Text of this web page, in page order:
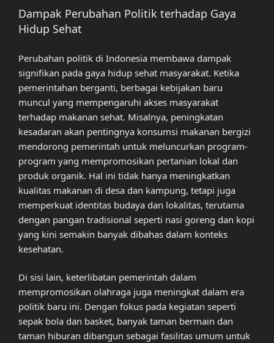
Dampak Perubahan Politik terhadap Gaya
Hidup Sehat
Perubahan politik di Indonesia membawa dampak
signifikan pada gaya hidup sehat masyarakat. Ketika
pemerintahan berganti, berbagai kebijakan baru
muncul yang mempengaruhi akses masyarakat
terhadap makanan sehat. Misalnya, peningkatan
kesadaran akan pentingnya konsumsi makanan bergizi
mendorong pemerintah untuk meluncurkan program-
program yang mempromosikan pertanian lokal dan
produk organik. Hal ini tidak hanya meningkatkan
kualitas makanan di desa dan kampung, tetapi juga
memperkuat identitas budaya dan lokalitas, terutama
dengan pangan tradisional seperti nasi goreng dan kopi
yang kini semakin banyak dibahas dalam konteks
kesehatan.
Di sisi lain, keterlibatan pemerintah dalam
mempromosikan olahraga juga meningkat dalam era
politik baru ini. Dengan fokus pada kegiatan seperti
sepak bola dan basket, banyak taman bermain dan
taman hiburan dibangun sebagai fasilitas umum untuk